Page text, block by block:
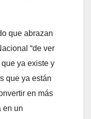
que abrazan
“de ver
ya existe y
que ya están
en más
en un